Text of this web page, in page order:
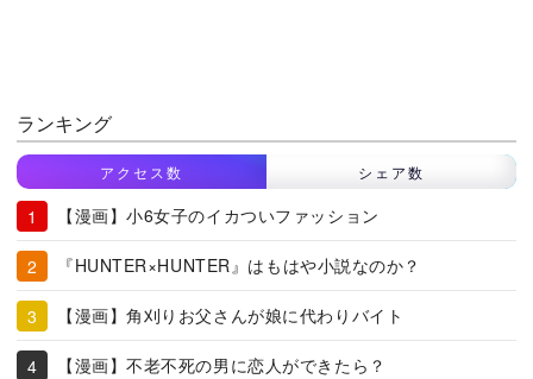
ランキング
アクセス数 シェア数
【漫画】小6女子のイカついファッション
『HUNTER×HUNTER』はもはや小説なのか？
【漫画】角刈りお父さんが娘に代わりバイト
【漫画】不老不死の男に恋人ができたら？